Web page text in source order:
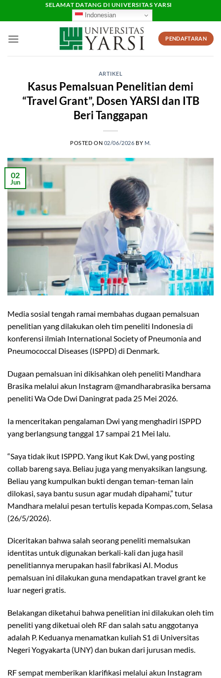
SELAMAT DATANG DI UNIVERSITAS YARSI
Indonesian
PENDAFTARAN
ARTIKEL
Kasus Pemalsuan Penelitian demi
“Travel Grant”, Dosen YARSI dan ITB
Beri Tanggapan
POSTED ON 02/06/2026 BY M.
02
Jun
Media sosial tengah ramai membahas dugaan pemalsuan
penelitian yang dilakukan oleh tim peneliti Indonesia di
konferensi ilmiah International Society of Pneumonia and
Pneumococcal Diseases (ISPPD) di Denmark.
Dugaan pemalsuan ini dikisahkan oleh peneliti Mandhara
Brasika melalui akun Instagram @mandharabrasika bersama
peneliti Wa Ode Dwi Daningrat pada 25 Mei 2026.
Ia menceritakan pengalaman Dwi yang menghadiri ISPPD
yang berlangsung tanggal 17 sampai 21 Mei lalu.
“Saya tidak ikut ISPPD. Yang ikut Kak Dwi, yang posting
collab bareng saya. Beliau juga yang menyaksikan langsung.
Beliau yang kumpulkan bukti dengan teman-teman lain
dilokasi, saya bantu susun agar mudah dipahami,” tutur
Mandhara melalui pesan tertulis kepada Kompas.com, Selasa
(26/5/2026).
Diceritakan bahwa salah seorang peneliti memalsukan
identitas untuk digunakan berkali-kali dan juga hasil
penelitiannya merupakan hasil fabrikasi AI. Modus
pemalsuan ini dilakukan guna mendapatkan travel grant ke
luar negeri gratis.
Belakangan diketahui bahwa penelitian ini dilakukan oleh tim
peneliti yang diketuai oleh RF dan salah satu anggotanya
adalah P. Keduanya menamatkan kuliah S1 di Universitas
Negeri Yogyakarta (UNY) dan bukan dari jurusan medis.
RF sempat memberikan klarifikasi melalui akun Instagram